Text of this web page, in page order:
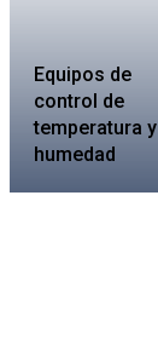
Equipos de
control de
temperatura y
humedad